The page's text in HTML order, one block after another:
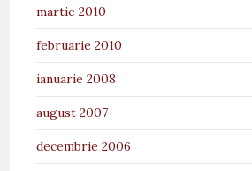
martie 2010
februarie 2010
ianuarie 2008
august 2007
decembrie 2006